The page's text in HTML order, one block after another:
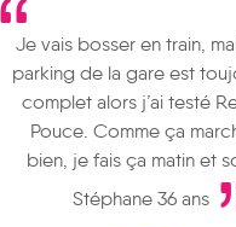
Je vais bosser en train,
parking de la gare est
complet alors j’ai testé
Pouce. Comme ça
bien, je fais ça matin et
Stéphane 36 ans